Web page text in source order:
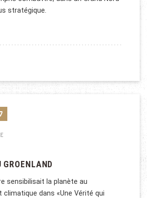
stratégique.
MILITAIRES FRANÇAIS AU GROËNLAND
sensibilisait la planète au
dans «Une Vérité qui